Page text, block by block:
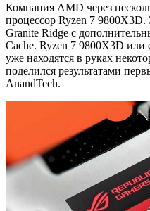
Компания AMD через
процессор Ryzen 7
Granite Ridge с
Cache. Ryzen 7 9800X3D
уже находятся в руках
поделился результатами
AnandTech.